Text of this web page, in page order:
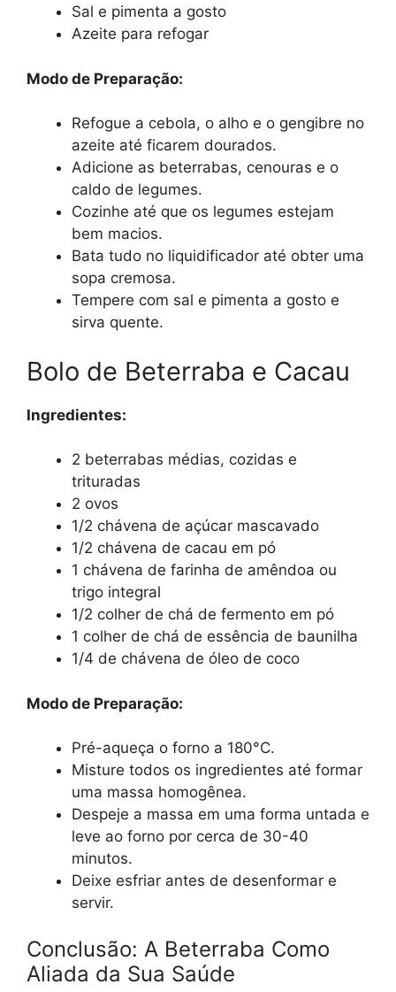
Sal e pimenta a gosto
Azeite para refogar
Modo de Preparação:
Refogue a cebola, o alho e o gengibre no
azeite até ficarem dourados.
Adicione as beterrabas, cenouras e o
caldo de legumes.
Cozinhe até que os legumes estejam
bem macios.
Bata tudo no liquidificador até obter uma
sopa cremosa.
Tempere com sal e pimenta a gosto e
sirva quente.
Bolo de Beterraba e Cacau
Ingredientes:
2 beterrabas médias, cozidas e
trituradas
2 ovos
1/2 chávena de açúcar mascavado
1/2 chávena de cacau em pó
1 chávena de farinha de amêndoa ou
trigo integral
1/2 colher de chá de fermento em pó
1 colher de chá de essência de baunilha
1/4 de chávena de óleo de coco
Modo de Preparação:
Pré-aqueça o forno a 180°C.
Misture todos os ingredientes até formar
uma massa homogênea.
Despeje a massa em uma forma untada e
leve ao forno por cerca de 30-40
minutos.
Deixe esfriar antes de desenformar e
servir.
Conclusão: A Beterraba Como
Aliada da Sua Saúde